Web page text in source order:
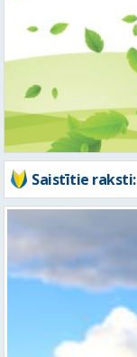
Saistītie raksti: